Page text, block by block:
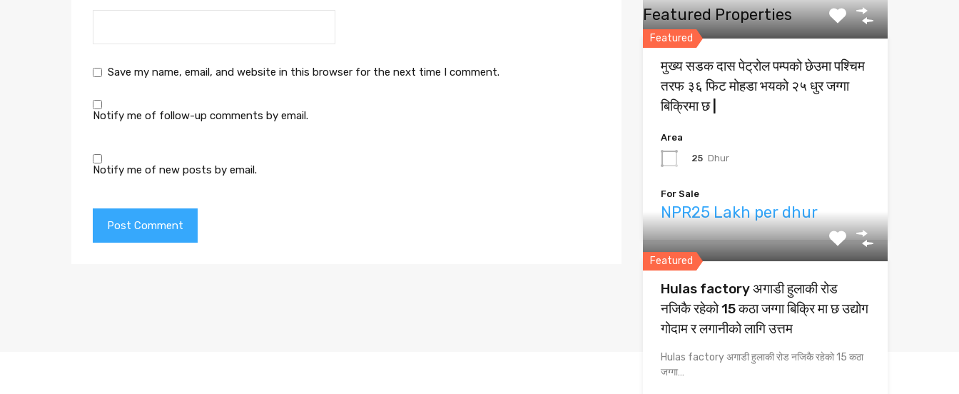
Save my name, email, and website in this browser for the next time I comment.
Notify me of follow-up comments by email.
Notify me of new posts by email.
Featured Properties
Featured
मुख्य सडक दास पेट्रोल पम्पको छेउमा पश्चिम
तरफ ३६ फिट मोहडा भयको २५ धुर जग्गा
बिक्रिमा छ |
Area
25 Dhur
For Sale
NPR25 Lakh per dhur
Featured
Hulas factory अगाडी हुलाकी रोड
नजिकै रहेको 15 कठा जग्गा बिक्रि मा छ उद्योग
गोदाम र लगानीको लागि उत्तम
Hulas factory अगाडी हुलाकी रोड नजिकै रहेको 15 कठा
जग्गा…